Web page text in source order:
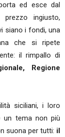
ed esce dal
prezzo ingiusto,
siano i fondi, una
che si ripete
il rimpallo di
Regione
siciliani, i loro
un tema non più
suona per tutti: il